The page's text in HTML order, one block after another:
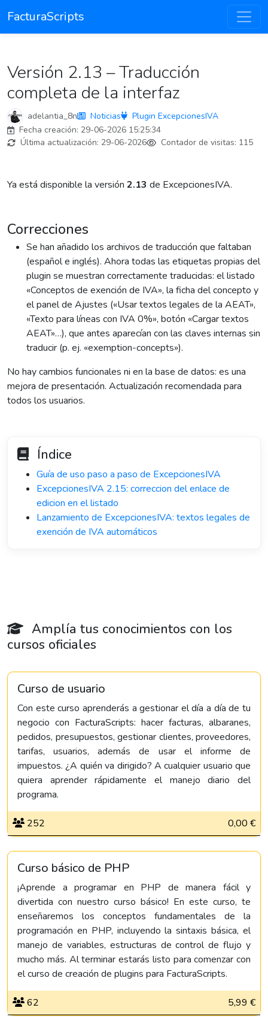
FacturaScripts
Versión 2.13 – Traducción
completa de la interfaz
adelantia_8n Noticias
Plugin ExcepcionesIVA
Fecha creación: 29-06-2026 15:25:34
Última actualización: 29-06-2026 Contador de visitas: 115
Ya está disponible la versión 2.13 de ExcepcionesIVA.
Correcciones
Se han añadido los archivos de traducción que faltaban
(español e inglés). Ahora todas las etiquetas propias del
plugin se muestran correctamente traducidas: el listado
«Conceptos de exención de IVA», la ficha del concepto y
el panel de Ajustes («Usar textos legales de la AEAT»,
«Texto para líneas con IVA 0%», botón «Cargar textos
AEAT»…), que antes aparecían con las claves internas sin
traducir (p. ej. «exemption-concepts»).
No hay cambios funcionales ni en la base de datos: es una
mejora de presentación. Actualización recomendada para
todos los usuarios.
Índice
Guía de uso paso a paso de ExcepcionesIVA
ExcepcionesIVA 2.15: correccion del enlace de
edicion en el listado
Lanzamiento de ExcepcionesIVA: textos legales de
exención de IVA automáticos
Amplía tus conocimientos con los
cursos oficiales
Curso de usuario
Con este curso aprenderás a gestionar el día a día de tu
negocio con FacturaScripts: hacer facturas, albaranes,
pedidos, presupuestos, gestionar clientes, proveedores,
tarifas, usuarios, además de usar el informe de
impuestos. ¿A quién va dirigido? A cualquier usuario que
quiera aprender rápidamente el manejo diario del
programa.
252 0,00 €
Curso básico de PHP
¡Aprende a programar en PHP de manera fácil y
divertida con nuestro curso básico! En este curso, te
enseñaremos los conceptos fundamentales de la
programación en PHP, incluyendo la sintaxis básica, el
manejo de variables, estructuras de control de flujo y
mucho más. Al terminar estarás listo para comenzar con
el curso de creación de plugins para FacturaScripts.
62 5,99 €